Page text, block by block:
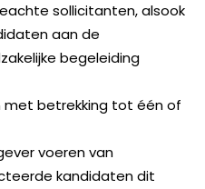
sollicitanten, alsook
aan de
begeleiding
met betrekking tot één of
voeren van
kandidaten dit